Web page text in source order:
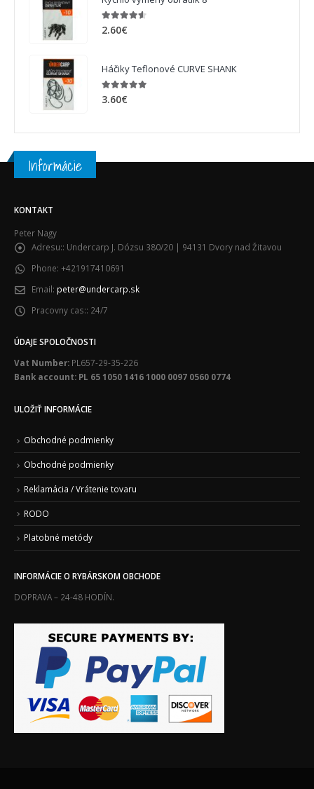
4.50out of 5
2.60€
Háčiky Teflonové CURVE SHANK
4.88out of 5
3.60€
Informácie
KONTAKT
Peter Nagy
Adresu:: Undercarp J. Dózsu 380/20 | 94131 Dvory nad Žitavou
Phone: +421917410691
Email: peter@undercarp.sk
Pracovny cas:: 24/7
ÚDAJE SPOLOČNOSTI
Vat Number: PL657-29-35-226
Bank account: PL 65 1050 1416 1000 0097 0560 0774
ULOŽIŤ INFORMÁCIE
Obchodné podmienky
Obchodné podmienky
Reklamácia / Vrátenie tovaru
RODO
Platobné metódy
INFORMÁCIE O RYBÁRSKOM OBCHODE
DOPRAVA – 24-48 HODÍN.